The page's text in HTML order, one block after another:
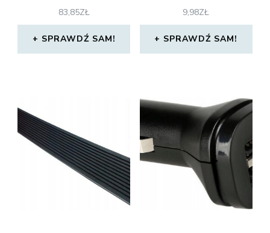
83,85ZŁ
SPRAWDŹ SAM!
9,98ZŁ
SPRAWDŹ SAM!